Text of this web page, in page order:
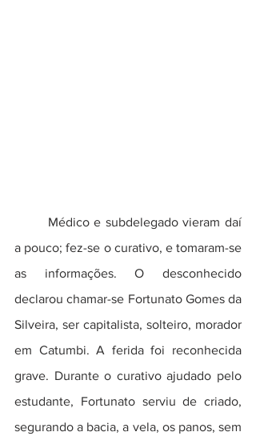
a pouco; fez-se o curativo, e tomaram-se
as informações. O desconhecido
declarou chamar-se Fortunato Gomes da
Silveira, ser capitalista, solteiro, morador
em Catumbi. A ferida foi reconhecida
grave. Durante o curativo ajudado pelo
estudante, Fortunato serviu de criado,
segurando a bacia, a vela, os panos, sem